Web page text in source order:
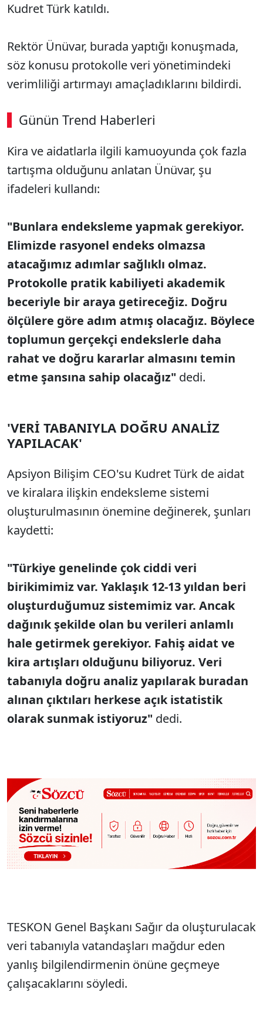
Kudret Türk katıldı.
Rektör Ünüvar, burada yaptığı konuşmada,
söz konusu protokolle veri yönetimindeki
verimliliği artırmayı amaçladıklarını bildirdi.
Günün Trend Haberleri
Kira ve aidatlarla ilgili kamuoyunda çok fazla
tartışma olduğunu anlatan Ünüvar, şu
ifadeleri kullandı:
"Bunlara endeksleme yapmak gerekiyor.
Elimizde rasyonel endeks olmazsa
atacağımız adımlar sağlıklı olmaz.
Protokolle pratik kabiliyeti akademik
beceriyle bir araya getireceğiz. Doğru
ölçülere göre adım atmış olacağız. Böylece
toplumun gerçekçi endekslerle daha
rahat ve doğru kararlar almasını temin
etme şansına sahip olacağız" dedi.
'VERİ TABANIYLA DOĞRU ANALİZ
YAPILACAK'
Apsiyon Bilişim CEO'su Kudret Türk de aidat
ve kiralara ilişkin endeksleme sistemi
oluşturulmasının önemine değinerek, şunları
kaydetti:
"Türkiye genelinde çok ciddi veri
birikimimiz var. Yaklaşık 12-13 yıldan beri
oluşturduğumuz sistemimiz var. Ancak
dağınık şekilde olan bu verileri anlamlı
hale getirmek gerekiyor. Fahiş aidat ve
kira artışları olduğunu biliyoruz. Veri
tabanıyla doğru analiz yapılarak buradan
alınan çıktıları herkese açık istatistik
olarak sunmak istiyoruz" dedi.
TESKON Genel Başkanı Sağır da oluşturulacak
veri tabanıyla vatandaşları mağdur eden
yanlış bilgilendirmenin önüne geçmeye
çalışacaklarını söyledi.